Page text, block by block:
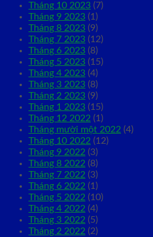
Tháng 10 2023 (7)
Tháng 9 2023 (1)
Tháng 8 2023 (9)
Tháng 7 2023 (12)
Tháng 6 2023 (8)
Tháng 5 2023 (15)
Tháng 4 2023 (4)
Tháng 3 2023 (8)
Tháng 2 2023 (9)
Tháng 1 2023 (15)
Tháng 12 2022 (1)
Tháng mười một 2022 (4)
Tháng 10 2022 (12)
Tháng 9 2022 (3)
Tháng 8 2022 (8)
Tháng 7 2022 (3)
Tháng 6 2022 (1)
Tháng 5 2022 (10)
Tháng 4 2022 (4)
Tháng 3 2022 (5)
Tháng 2 2022 (2)